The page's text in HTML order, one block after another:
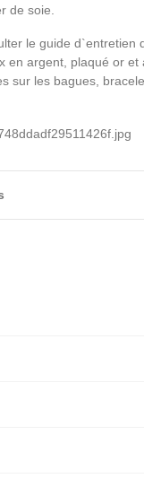
de soie.
le guide d`entretien
en argent, plaqué or et
sur les bagues,